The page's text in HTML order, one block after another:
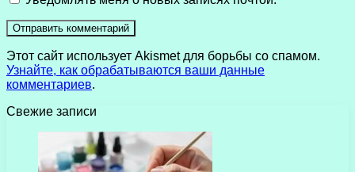
Этот сайт использует Akismet для борьбы со спамом.
Узнайте, как обрабатываются ваши данные
комментариев.
Свежие записи